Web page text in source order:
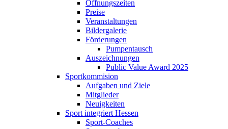
Öffnungszeiten
Preise
Veranstaltungen
Bildergalerie
Förderungen
Pumpentausch
Auszeichnungen
Public Value Award 2025
Sportkommision
Aufgaben und Ziele
Mitglieder
Neuigkeiten
Sport integriert Hessen
Sport-Coaches